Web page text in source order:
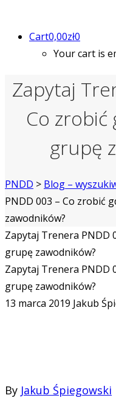
Cart0,00zł0
Your cart is
Zapytaj
Co zrobić
grupę
PNDD > Blog –
PNDD 003 – Co zrobić
zawodników?
Zapytaj Trenera PNDD
grupę zawodników?
Zapytaj Trenera PNDD
grupę zawodników?
13 marca 2019 Jakub
By Jakub Śpiegowski